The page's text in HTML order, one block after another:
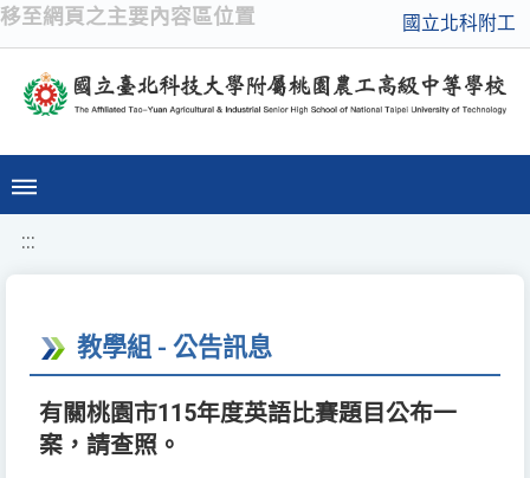
移至網頁之主要內容區位置 國立北科附工
:::
教學組 - 公告訊息
有關桃園市115年度英語比賽題目公布一
案，請查照。